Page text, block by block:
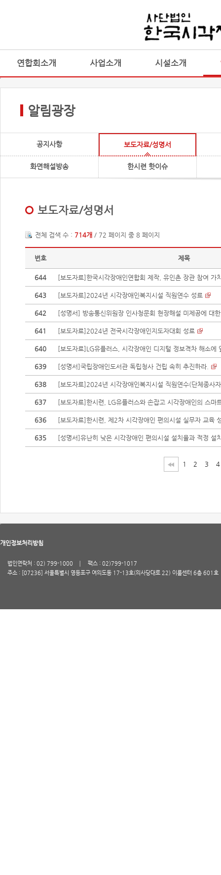
연합회소개 사업소개 시설소개
알림광장
공지사항 보도자료/성명서
화면해설방송 한시련 핫이슈
보도자료/성명서
전체 검색 수 : 714개 / 72 페이지 중 8 페이지
번호 제목
644 [보도자료]한국시각장애인연합회 제작, 유인촌 장관 참여 가
643 [보도자료]2024년 시각장애인복지시설 직원연수 성료
642 [성명서] 방송통신위원장 인사청문회 현장해설 미제공에 대
641 [보도자료]2024년 전국시각장애인지도자대회 성료
640 [보도자료]LG유플러스, 시각장애인 디지털 정보격차 해소에
639 [성명서]국립장애인도서관 독립청사 건립 속히 추진하라.
638 [보도자료]2024년 시각장애인복지시설 직원연수(단체종사
637 [보도자료]한시련, LG유플러스와 손잡고 시각장애인의 스마
636 [보도자료]한시련, 제2차 시각장애인 편의시설 실무자 교육
635 [성명서]유난히 낮은 시각장애인 편의시설 설치율과 적정 설
1 2 3 4
개인정보처리방침
법인연락처 : 02) 799-1000
팩스 : 02)799-1017
주소 : [07236] 서울특별시 영등포구 여의도동 17-13호(의사당대로 22) 이룸센터 6층 601호